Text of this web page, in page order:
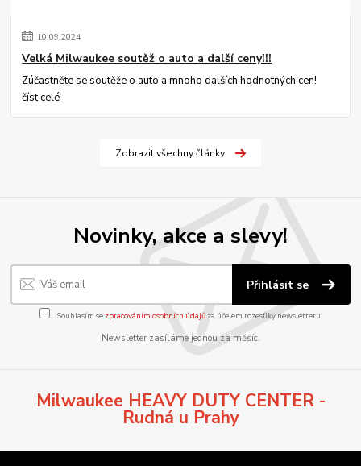
10.09.2024
Velká Milwaukee soutěž o auto a další ceny!!!
Zúčastněte se soutěže o auto a mnoho dalších hodnotných cen!
číst celé
Zobrazit všechny články
Novinky, akce a slevy!
Přihlásit se
Souhlasím se zpracováním osobních údajůza účelem rozesílky newsletteru.
Newsletter zasíláme jednou za měsíc.
Milwaukee HEAVY DUTY CENTER -
Rudná u Prahy